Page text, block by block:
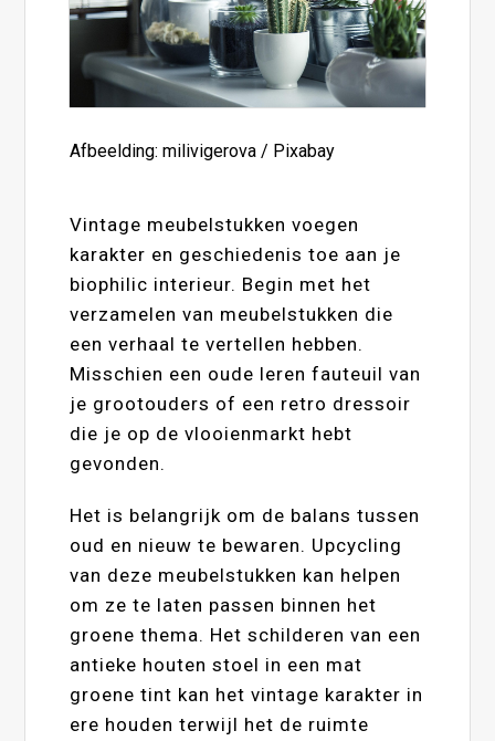
Afbeelding: milivigerova / Pixabay
Vintage meubelstukken voegen
karakter en geschiedenis toe aan je
biophilic interieur. Begin met het
verzamelen van meubelstukken die
een verhaal te vertellen hebben.
Misschien een oude leren fauteuil van
je grootouders of een retro dressoir
die je op de vlooienmarkt hebt
gevonden.
Het is belangrijk om de balans tussen
oud en nieuw te bewaren. Upcycling
van deze meubelstukken kan helpen
om ze te laten passen binnen het
groene thema. Het schilderen van een
antieke houten stoel in een mat
groene tint kan het vintage karakter in
ere houden terwijl het de ruimte